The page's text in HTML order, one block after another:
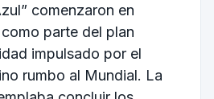
comenzaron en
parte del plan
impulsado por el
rumbo al Mundial. La